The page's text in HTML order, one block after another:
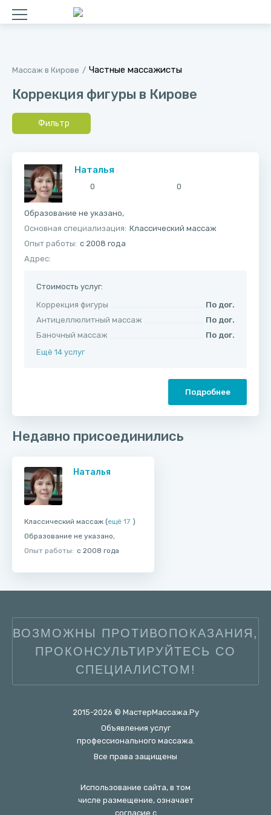
Массаж в Кирове Частные массажисты
Коррекция фигуры в Кирове
Фильтр
Наталья
0 0
Образование не указано,
Основная специализация: Классический массаж
Опыт работы: с 2008 года
Адрес:
Стоимость услуг:
Коррекция фигуры
По дог.
Антицеллюлитный массаж
По дог.
Баночный массаж
По дог.
Ещё 14 услуг
Подробнее
Недавно присоединились
Наталья
Классический массаж (ещё 17 )
Образование не указано,
Опыт работы: с 2008 года
ВОЗМОЖНЫ ПРОТИВОПОКАЗАНИЯ,
ПРОКОНСУЛЬТИРУЙТЕСЬ СО
СПЕЦИАЛИСТОМ!
2015-2026 © МастерМассажа.Ру
Объявления услуг
профессионального массажа.
Все права защищены
Использование сайта, в том
числе размещение, означает
согласие с